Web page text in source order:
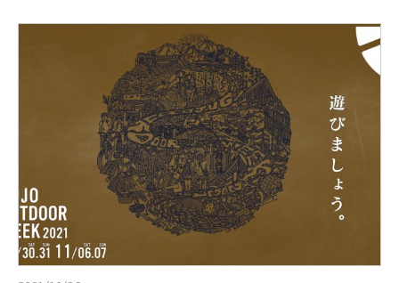
e-
tool
出
展！